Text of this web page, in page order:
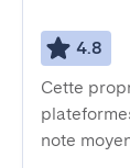
4.8
Cette
note